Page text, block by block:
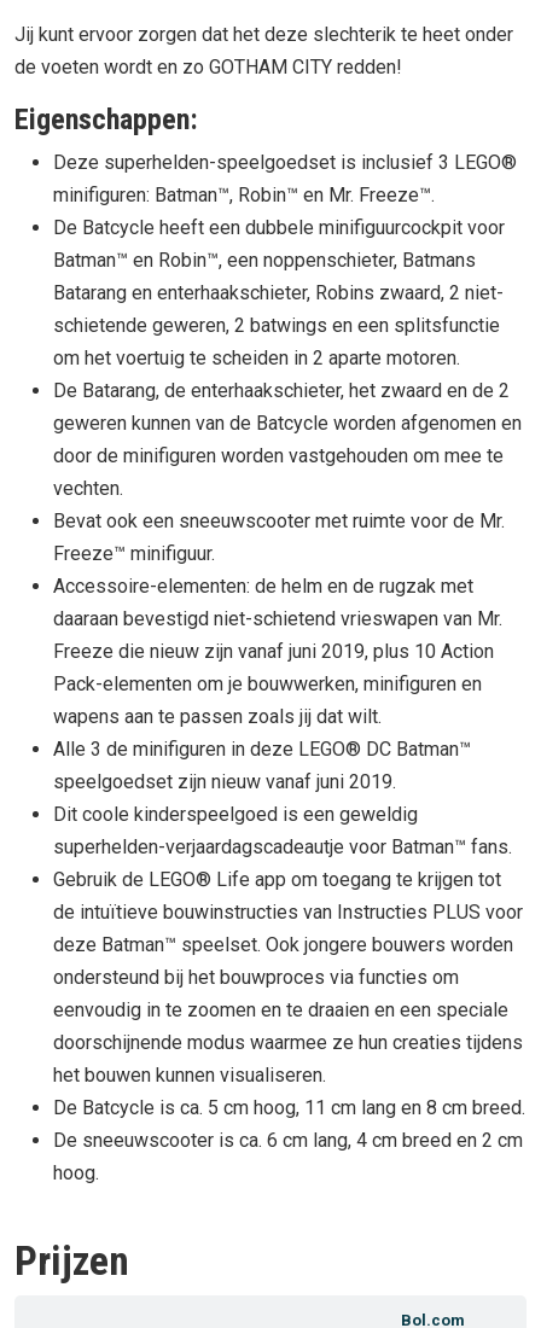
Jij kunt ervoor zorgen dat het deze slechterik te heet onder
de voeten wordt en zo GOTHAM CITY redden!
Eigenschappen:
Deze superhelden-speelgoedset is inclusief 3 LEGO®
minifiguren: Batman™, Robin™ en Mr. Freeze™.
De Batcycle heeft een dubbele minifiguurcockpit voor
Batman™ en Robin™, een noppenschieter, Batmans
Batarang en enterhaakschieter, Robins zwaard, 2 niet-
schietende geweren, 2 batwings en een splitsfunctie
om het voertuig te scheiden in 2 aparte motoren.
De Batarang, de enterhaakschieter, het zwaard en de 2
geweren kunnen van de Batcycle worden afgenomen en
door de minifiguren worden vastgehouden om mee te
vechten.
Bevat ook een sneeuwscooter met ruimte voor de Mr.
Freeze™ minifiguur.
Accessoire-elementen: de helm en de rugzak met
daaraan bevestigd niet-schietend vrieswapen van Mr.
Freeze die nieuw zijn vanaf juni 2019, plus 10 Action
Pack-elementen om je bouwwerken, minifiguren en
wapens aan te passen zoals jij dat wilt.
Alle 3 de minifiguren in deze LEGO® DC Batman™
speelgoedset zijn nieuw vanaf juni 2019.
Dit coole kinderspeelgoed is een geweldig
superhelden-verjaardagscadeautje voor Batman™ fans.
Gebruik de LEGO® Life app om toegang te krijgen tot
de intuïtieve bouwinstructies van Instructies PLUS voor
deze Batman™ speelset. Ook jongere bouwers worden
ondersteund bij het bouwproces via functies om
eenvoudig in te zoomen en te draaien en een speciale
doorschijnende modus waarmee ze hun creaties tijdens
het bouwen kunnen visualiseren.
De Batcycle is ca. 5 cm hoog, 11 cm lang en 8 cm breed.
De sneeuwscooter is ca. 6 cm lang, 4 cm breed en 2 cm
hoog.
Prijzen
Bol.com